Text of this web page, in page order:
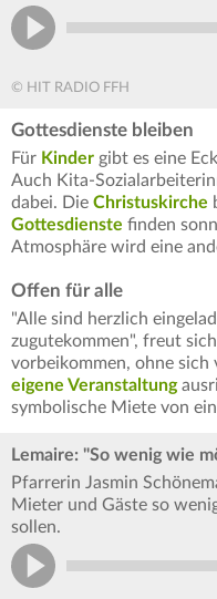
© HIT RADIO FFH
Gottesdienste bleiben
Für Kinder gibt es eine
Auch Kita-
dabei. Die Christuskirche
Gottesdienste finden
Atmosphäre wird eine
Offen für alle
"Alle sind herzlich
zugutekommen", freut
vorbeikommen, ohne sich
eigene Veranstaltung
symbolische Miete von
Lemaire: "So wenig wie
Pfarrerin Jasmin
Mieter und Gäste so
sollen.